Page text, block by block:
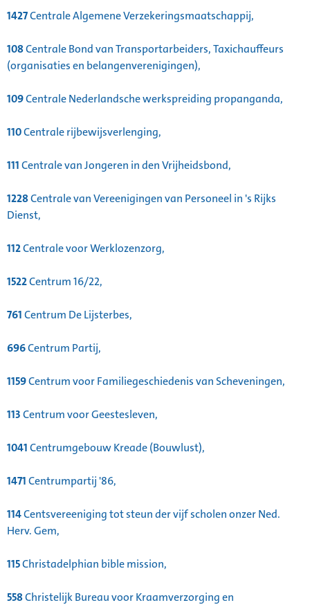
1427Centrale Algemene Verzekeringsmaatschappij,
108Centrale Bond van Transportarbeiders, Taxichauffeurs
(organisaties en belangenverenigingen),
109Centrale Nederlandsche werkspreiding propanganda,
110Centrale rijbewijsverlenging,
111Centrale van Jongeren in den Vrijheidsbond,
1228Centrale van Vereenigingen van Personeel in 's Rijks
Dienst,
112Centrale voor Werklozenzorg,
1522Centrum 16/22,
761Centrum De Lijsterbes,
696Centrum Partij,
1159Centrum voor Familiegeschiedenis van Scheveningen,
113Centrum voor Geestesleven,
1041Centrumgebouw Kreade (Bouwlust),
1471Centrumpartij '86,
114Centsvereeniging tot steun der vijf scholen onzer Ned.
Herv. Gem,
115Christadelphian bible mission,
558Christelijk Bureau voor Kraamverzorging en